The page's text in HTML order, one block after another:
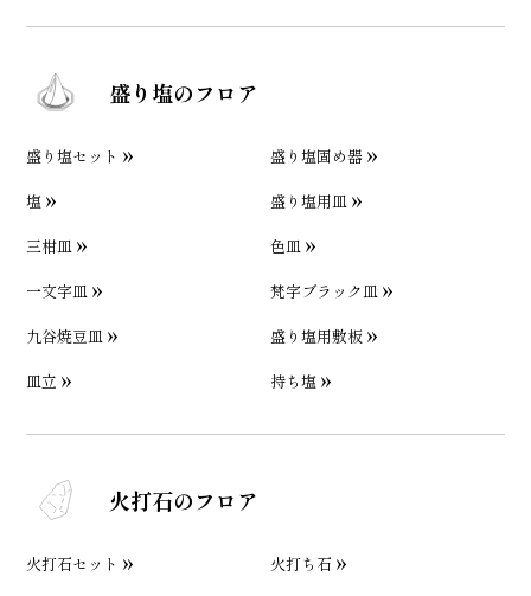
盛り塩のフロア
盛り塩セット
盛り塩固め器
塩
盛り塩用皿
三柑皿
色皿
一文字皿
梵字ブラック皿
九谷焼豆皿
盛り塩用敷板
皿立
持ち塩
火打石のフロア
火打石セット
火打ち石